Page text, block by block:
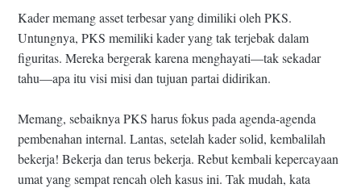
Kader memang asset terbesar yang dimiliki oleh PKS.
Untungnya, PKS memiliki kader yang tak terjebak dalam
figuritas. Mereka bergerak karena menghayati—tak sekadar
tahu—apa itu visi misi dan tujuan partai didirikan.
Memang, sebaiknya PKS harus fokus pada agenda-agenda
pembenahan internal. Lantas, setelah kader solid, kembalilah
bekerja! Bekerja dan terus bekerja. Rebut kembali kepercayaan
umat yang sempat rencah oleh kasus ini. Tak mudah, kata